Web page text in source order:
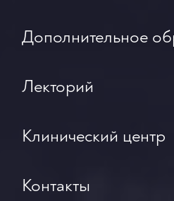
Дополнительное
Лекторий
Клинический центр
Контакты